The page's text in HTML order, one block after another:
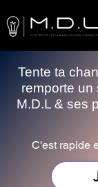
Tente ta
remporte un
M.D.L & ses
C'est rapide